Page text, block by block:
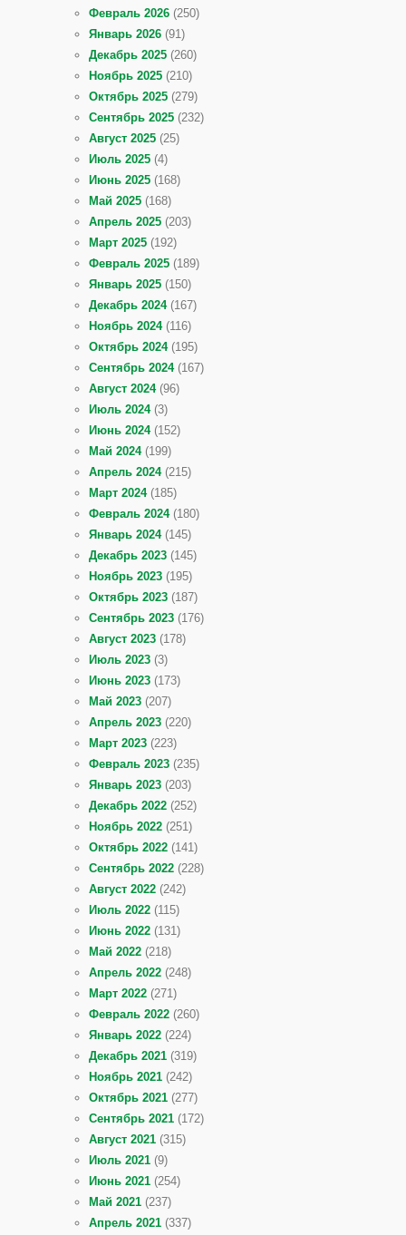
Февраль 2026 (250)
Январь 2026 (91)
Декабрь 2025 (260)
Ноябрь 2025 (210)
Октябрь 2025 (279)
Сентябрь 2025 (232)
Август 2025 (25)
Июль 2025 (4)
Июнь 2025 (168)
Май 2025 (168)
Апрель 2025 (203)
Март 2025 (192)
Февраль 2025 (189)
Январь 2025 (150)
Декабрь 2024(167)
Ноябрь 2024(116)
Октябрь 2024(195)
Сентябрь 2024(167)
Август 2024(96)
Июль 2024(3)
Июнь 2024(152)
Май 2024(199)
Апрель 2024(215)
Март 2024(185)
Февраль 2024(180)
Январь 2024(145)
Декабрь 2023 (145)
Ноябрь 2023 (195)
Октябрь 2023 (187)
Сентябрь 2023 (176)
Август 2023 (178)
Июль 2023 (3)
Июнь 2023 (173)
Май 2023 (207)
Апрель 2023 (220)
Март 2023 (223)
Февраль 2023 (235)
Январь 2023 (203)
Декабрь 2022 (252)
Ноябрь 2022 (251)
Октябрь 2022 (141)
Сентябрь 2022 (228)
Август 2022 (242)
Июль 2022 (115)
Июнь 2022 (131)
Май 2022 (218)
Апрель 2022 (248)
Март 2022 (271)
Февраль 2022 (260)
Январь 2022 (224)
Декабрь 2021 (319)
Ноябрь 2021 (242)
Октябрь 2021 (277)
Сентябрь 2021 (172)
Август 2021 (315)
Июль 2021 (9)
Июнь 2021 (254)
Май 2021 (237)
Апрель 2021 (337)